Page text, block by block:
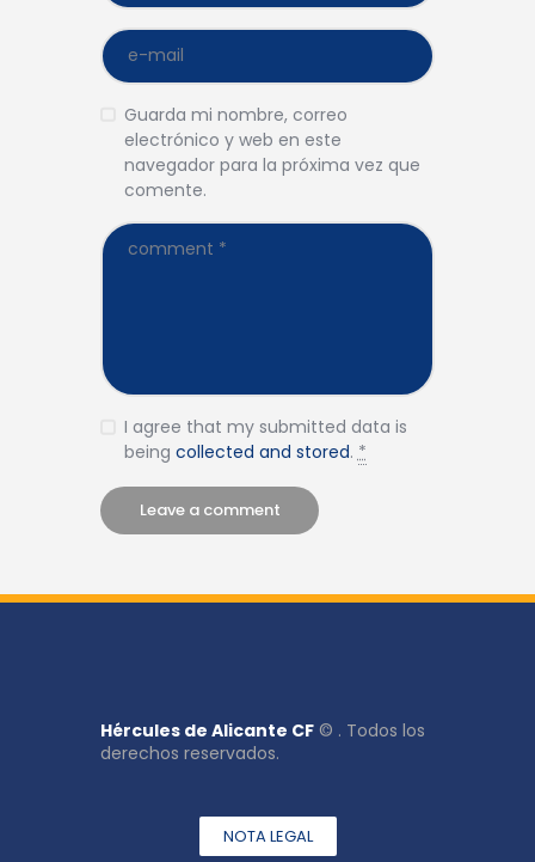
Guarda mi nombre, correo
electrónico y web en este
navegador para la próxima vez que
comente.
I agree that my submitted data is
being collected and stored. *
Hércules de Alicante CF © . Todos los
derechos reservados.
NOTA LEGAL